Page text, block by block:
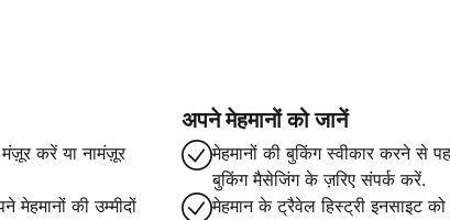
करें या नामंज़ूर
की उम्मीदों
अपने मेहमानों को जानें
मेहमानों की बुकिंग स्वीकार करने से
बुकिंग मैसेजिंग के ज़रिए संपर्क करें.
मेहमान के ट्रैवेल हिस्ट्री इनसाइट